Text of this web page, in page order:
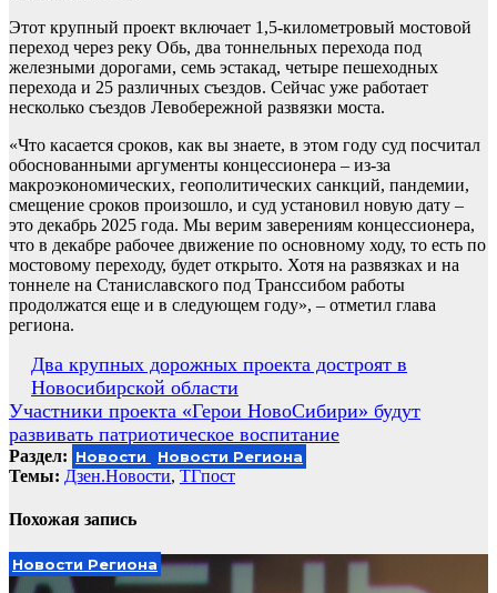
Этот крупный проект включает 1,5-километровый мостовой
переход через реку Обь, два тоннельных перехода под
железными дорогами, семь эстакад, четыре пешеходных
перехода и 25 различных съездов. Сейчас уже работает
несколько съездов Левобережной развязки моста.
«Что касается сроков, как вы знаете, в этом году суд посчитал
обоснованными аргументы концессионера – из-за
макроэкономических, геополитических санкций, пандемии,
смещение сроков произошло, и суд установил новую дату –
это декабрь 2025 года. Мы верим заверениям концессионера,
что в декабре рабочее движение по основному ходу, то есть по
мостовому переходу, будет открыто. Хотя на развязках и на
тоннеле на Станиславского под Транссибом работы
продолжатся еще и в следующем году», – отметил глава
региона.
Навигация
по
записям
Два крупных дорожных проекта достроят в
Новосибирской области
Участники проекта «Герои НовоСибири» будут
развивать патриотическое воспитание
Раздел: Новости Новости Региона
Темы: Дзен.Новости, ТГпост
Похожая запись
Новости Региона